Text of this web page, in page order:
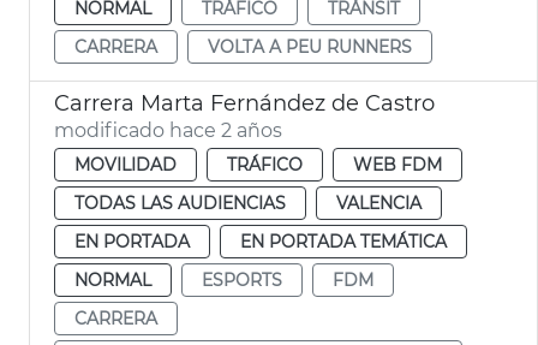
NORMAL
TRÁFICO
TRÀNSIT
CARRERA
VOLTA A PEU RUNNERS
Carrera Marta Fernández de Castro
modificado hace 2 años
MOVILIDAD TRÁFICO
WEB FDM
TODAS LAS AUDIENCIAS
VALENCIA
EN PORTADA
EN PORTADA TEMÁTICA
NORMAL
ESPORTS
FDM
CARRERA